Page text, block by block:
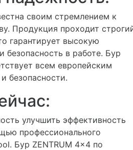
своим стремлением к
Продукция проходит
гарантирует высокую
безопасность в работе. Бур
всем европейским
безопасности.
улучшить эффективность
профессионального
Бур ZENTRUM 4x4 по